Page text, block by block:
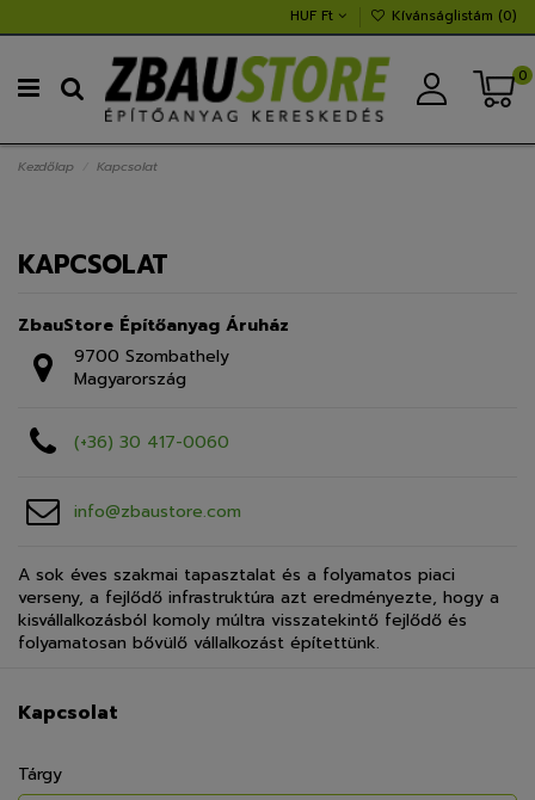
HUF Ft Kívánságlistám (0)
0
Kezdőlap Kapcsolat
KAPCSOLAT
ZbauStore Építőanyag Áruház
9700 Szombathely
Magyarország
(+36) 30 417-0060
info@zbaustore.com
A sok éves szakmai tapasztalat és a folyamatos piaci
verseny, a fejlődő infrastruktúra azt eredményezte, hogy a
kisvállalkozásból komoly múltra visszatekintő fejlődő és
folyamatosan bővülő vállalkozást építettünk.
Kapcsolat
Tárgy